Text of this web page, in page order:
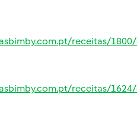
receitas/
receitas/